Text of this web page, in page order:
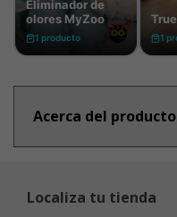
Acerca del producto
Localiza tu tienda